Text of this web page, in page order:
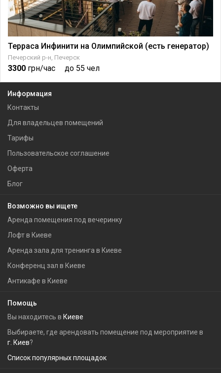
Терраса Инфинити на Олимпийской (есть генератор)
Печерский р-н, Печерск
3300 грн/час до 55 чел
Информация
Контакты
Для владельцев помещений
Тарифы
Пользовательское соглашение
Оферта
Блог
Возможно вы ищете
Аренда помещения под вечеринку
Лофт в Киеве
Аренда зала для тренинга в Киеве
Конференц зал в Киеве
Антикафе в Киеве
Помощь
Вы находитесь в Киеве
Выбираете, где арендовать помещение под мероприятие в
г. Киев?
Список популярных площадок